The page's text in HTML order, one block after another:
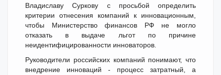
Владиславу Суркову с просьбой определить
критерии отнесения компаний к инновационным,
чтобы Министерство финансов РФ не могло
отказать в выдаче льгот по причине
неидентифицированности инноваторов.
Руководители российских компаний понимают, что
внедрение инноваций - процесс затратный, а